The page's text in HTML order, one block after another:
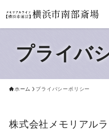
プライバ
ホーム プライバシーポリシー
株式会社メモリアル